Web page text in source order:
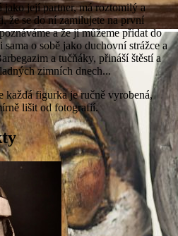
jako její partner, má roztomilý a
že se do ní zamilujete na první
a že ji můžeme přidat do
o sobě jako duchovní strážce a
a tučňáky, přináší štěstí a
zimních dnech...
každá figurka je ručně vyrobená,
lišit od fotografií.